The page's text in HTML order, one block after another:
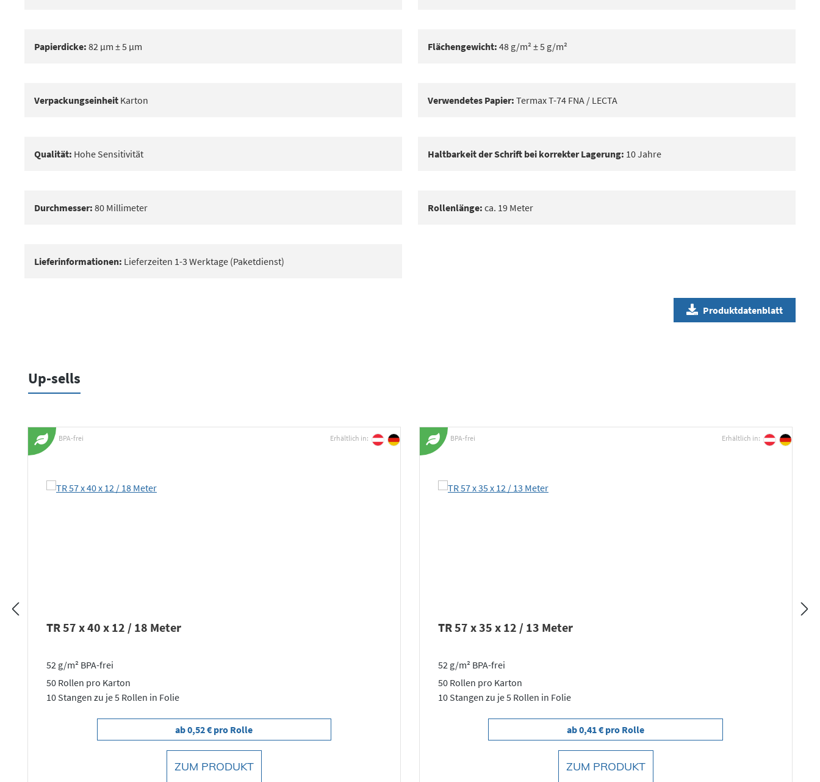
Papierdicke: 82 μm ± 5 μm Flächengewicht: 48 g/m² ± 5 g/m²
Verpackungseinheit Karton Verwendetes Papier: Termax T-74 FNA / LECTA
Qualität: Hohe Sensitivität Haltbarkeit der Schrift bei korrekter Lagerung: 10 Jahre
Durchmesser: 80 Millimeter Rollenlänge: ca. 19 Meter
Lieferinformationen: Lieferzeiten 1-3 Werktage (Paketdienst)
Produktdatenblatt
Up-sells
BPA-frei Erhältlich in:
TR 57 x 40 x 12 / 18 Meter
52 g/m² BPA-frei
50 Rollen pro Karton
10 Stangen zu je 5 Rollen in Folie
ab 0,52 € pro Rolle
ZUM PRODUKT
BPA-frei Erhältlich in:
TR 57 x 35 x 12 / 13 Meter
52 g/m² BPA-frei
50 Rollen pro Karton
10 Stangen zu je 5 Rollen in Folie
ab 0,41 € pro Rolle
ZUM PRODUKT